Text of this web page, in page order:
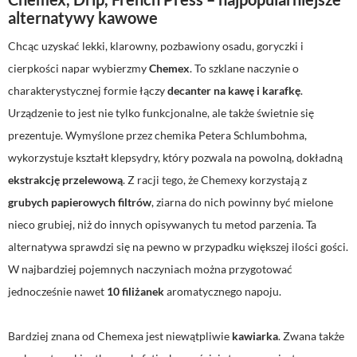
alternatywy kawowe
Chcąc uzyskać lekki, klarowny, pozbawiony osadu, goryczki i
cierpkości napar wybierzmyChemex. To szklane naczynie o
charakterystycznej formie łączydecanter na kawę i karafkę.
Urządzenie to jest nie tylko funkcjonalne, ale także świetnie się
prezentuje. Wymyślone przez chemika Petera Schlumbohma,
wykorzystuje kształt klepsydry, który pozwala na powolną, dokładną
ekstrakcję przelewową. Z racji tego, że Chemexy korzystają z
grubych papierowych filtrów, ziarna do nich powinny być mielone
nieco grubiej, niż do innych opisywanych tu metod parzenia. Ta
alternatywa sprawdzi się na pewno w przypadku większej ilości gości.
W najbardziej pojemnych naczyniach można przygotować
jednocześnie nawet 10 filiżanekaromatycznego napoju.
Bardziej znana od Chemexa jest niewątpliwie kawiarka. Zwana także